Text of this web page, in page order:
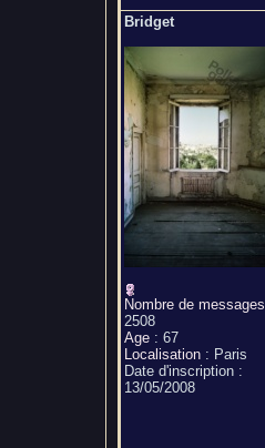
Bridget
Nombre de messages
2508
Age: 67
Localisation: Paris
Date d'inscription :
13/05/2008